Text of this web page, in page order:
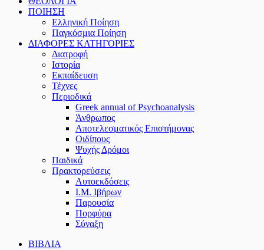
ΠΟΙΗΣΗ
Ελληνική Ποίηση
Παγκόσμια Ποίηση
ΔΙΑΦΟΡΕΣ ΚΑΤΗΓΟΡΙΕΣ
Διατροφή
Ιστορία
Εκπαίδευση
Τέχνες
Περιοδικά
Greek annual of Psychoanalysis
Άνθρωπος
Αποτελεσματικός Επιστήμονας
Οιδίπους
Ψυχής Δρόμοι
Παιδικά
Πρακτoρεύσεις
Αυτοεκδόσεις
Ι.Μ. Ιβήρων
Παρουσία
Πορφύρα
Σύναξη
ΒΙΒΛΙΑ